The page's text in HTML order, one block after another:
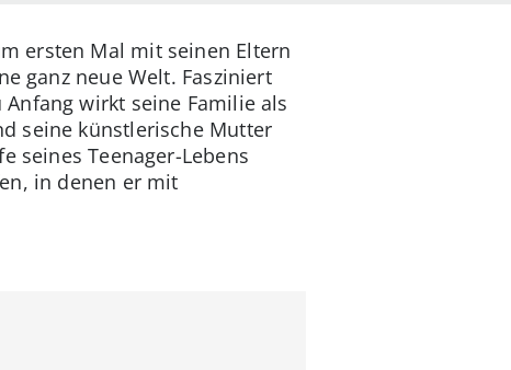
ersten Mal mit seinen Eltern
ganz neue Welt. Fasziniert
wirkt seine Familie als
seine künstlerische Mutter
seines Teenager-Lebens
in denen er mit